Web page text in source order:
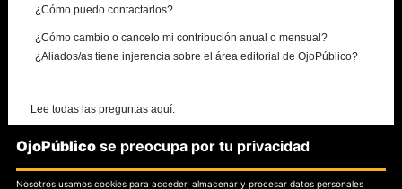
¿Cómo puedo contactarlos?
¿Cómo cambio o cancelo mi contribución anual o mensual?
¿Aliados/as tiene injerencia sobre el área editorial de OjoPúblico?
Lee todas las preguntas aquí.
¿Necesitas más información?
OjoPúblico se preocupa por tu privacidad
Nosotros usamos cookies para acceder, almacenar y procesar datos personales